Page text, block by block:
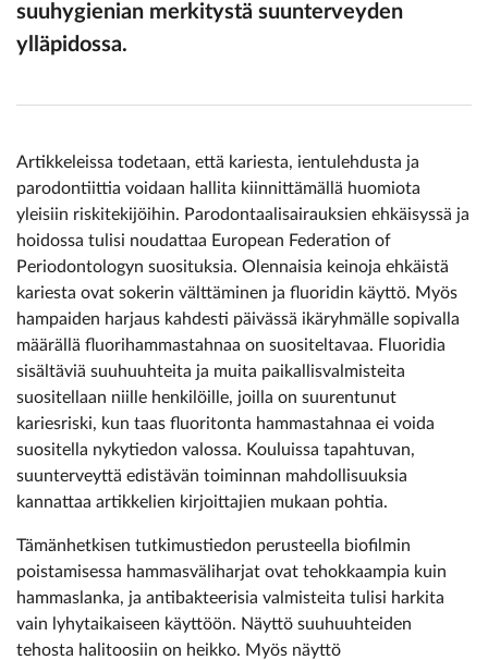
suuhygienian merkitystä suunterveyden
ylläpidossa.
Artikkeleissa todetaan, että kariesta, ientulehdusta ja
parodontiittia voidaan hallita kiinnittämällä huomiota
yleisiin riskitekijöihin. Parodontaalisairauksien ehkäisyssä ja
hoidossa tulisi noudattaa European Federation of
Periodontologyn suosituksia. Olennaisia keinoja ehkäistä
kariesta ovat sokerin välttäminen ja fluoridin käyttö. Myös
hampaiden harjaus kahdesti päivässä ikäryhmälle sopivalla
määrällä fluorihammastahnaa on suositeltavaa. Fluoridia
sisältäviä suuhuuhteita ja muita paikallisvalmisteita
suositellaan niille henkilöille, joilla on suurentunut
kariesriski, kun taas fluoritonta hammastahnaa ei voida
suositella nykytiedon valossa. Kouluissa tapahtuvan,
suunterveyttä edistävän toiminnan mahdollisuuksia
kannattaa artikkelien kirjoittajien mukaan pohtia.
Tämänhetkisen tutkimustiedon perusteella biofilmin
poistamisessa hammasväliharjat ovat tehokkaampia kuin
hammaslanka, ja antibakteerisia valmisteita tulisi harkita
vain lyhytaikaiseen käyttöön. Näyttö suuhuuhteiden
tehosta halitoosiin on heikko. Myös näyttö